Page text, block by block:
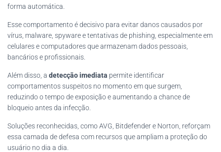
forma automática.
Esse comportamento é decisivo para evitar danos causados por
vírus, malware, spyware e tentativas de phishing, especialmente em
celulares e computadores que armazenam dados pessoais,
bancários e profissionais.
Além disso, a detecção imediata permite identificar
comportamentos suspeitos no momento em que surgem,
reduzindo o tempo de exposição e aumentando a chance de
bloqueio antes da infecção.
Soluções reconhecidas, como AVG, Bitdefender e Norton, reforçam
essa camada de defesa com recursos que ampliam a proteção do
usuário no dia a dia.